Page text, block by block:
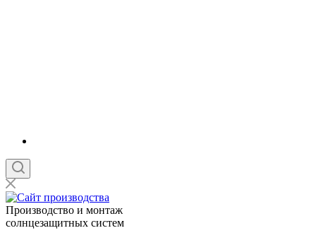
Производство и монтаж
солнцезащитных систем